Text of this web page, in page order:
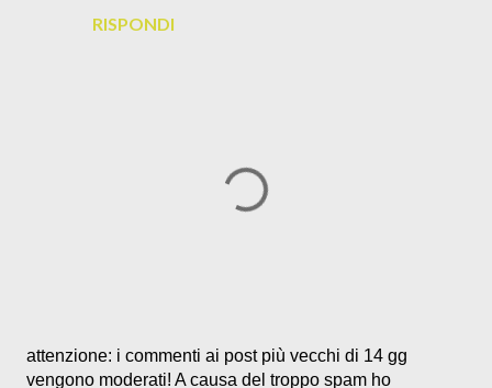
RISPONDI
P
o
attenzione: i commenti ai post più vecchi di 14 gg
vengono moderati! A causa del troppo spam ho